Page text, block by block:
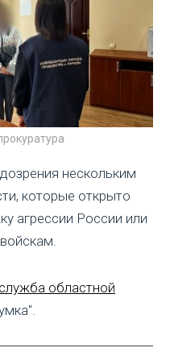
нескольким
которые открыто
агрессии России или
служба областной